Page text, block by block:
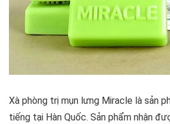
Xà phòng trị mụn lưng Miracle là sản
tiếng tại Hàn Quốc. Sản phẩm nhận